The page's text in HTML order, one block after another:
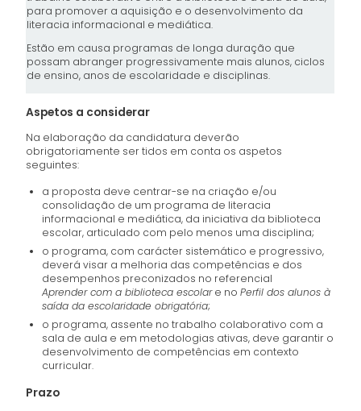
para promover a aquisição e o desenvolvimento da
literacia informacional e mediática.
Estão em causa programas de longa duração que
possam abranger progressivamente mais alunos, ciclos
de ensino, anos de escolaridade e disciplinas.
Aspetos a considerar
Na elaboração da candidatura deverão
obrigatoriamente ser tidos em conta os aspetos
seguintes:
a proposta deve centrar-se na criação e/ou
consolidação de um programa de literacia
informacional e mediática, da iniciativa da biblioteca
escolar, articulado com pelo menos uma disciplina;
o programa, com carácter sistemático e progressivo,
deverá visar a melhoria das competências e dos
desempenhos preconizados no referencial
Aprender com a biblioteca escolare noPerfil dos alunos à
saída da escolaridade obrigatória;
o programa, assente no trabalho colaborativo com a
sala de aula e em metodologias ativas, deve garantir o
desenvolvimento de competências em contexto
curricular.
Prazo